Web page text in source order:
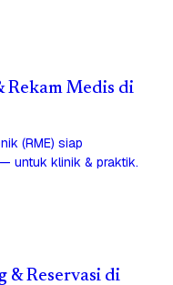
Rekam Medis di
(RME) siap
— untuk klinik & praktik.
& Reservasi di